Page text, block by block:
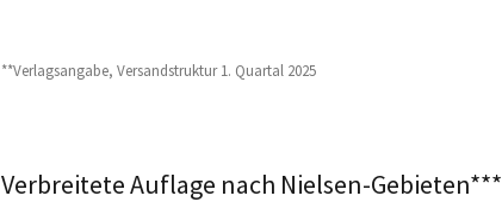
**Verlagsangabe, Versandstruktur 1. Quartal 2025
Verbreitete Auflage nach Nielsen-Gebieten***